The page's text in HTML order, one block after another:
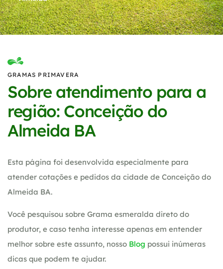
GRAMAS PRIMAVERA
Sobre atendimento para a
região: Conceição do
Almeida BA
Esta página foi desenvolvida especialmente para
atender cotações e pedidos da cidade de Conceição do
Almeida BA.
Você pesquisou sobre Grama esmeralda direto do
produtor, e caso tenha interesse apenas em entender
melhor sobre este assunto, nosso Blog possui inúmeras
dicas que podem te ajudar.